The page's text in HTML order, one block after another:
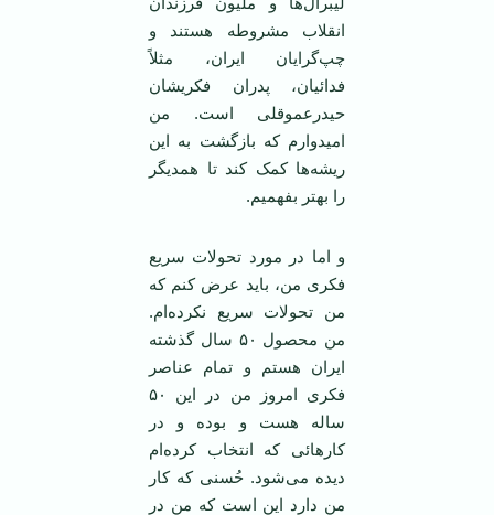
انقلاب مشروطه هستند و
چپ‌گرایان ایران، مثلاً
فدائیان، پدران فکریشان
حیدرعموقلی است. من
امیدوارم که بازگشت به این
ریشه‌ها کمک کند تا همدیگر
را بهتر بفهمیم.
و اما در مورد تحولات سریع
فکری من، باید عرض کنم که
من تحولات سریع نکرده‌ام.
من محصول ۵۰ سال گذشته
ایران هستم و تمام عناصر
فکری امروز من در این ۵۰
ساله هست و بوده و در
کارهائی که انتخاب کرده‌ام
دیده می‌شود. حُسنی که کار
من دارد این است که من در